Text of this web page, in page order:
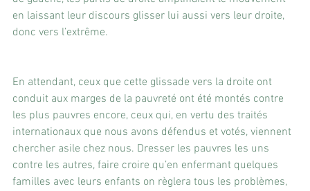
en laissant leur discours glisser lui aussi vers leur droite,
donc vers l’extrême.
En attendant, ceux que cette glissade vers la droite ont
conduit aux marges de la pauvreté ont été montés contre
les plus pauvres encore, ceux qui, en vertu des traités
internationaux que nous avons défendus et votés, viennent
chercher asile chez nous. Dresser les pauvres les uns
contre les autres, faire croire qu’en enfermant quelques
familles avec leurs enfants on règlera tous les problèmes,